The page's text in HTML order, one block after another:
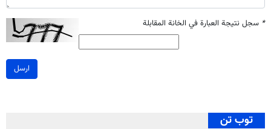
* سجل نتيجة العبارة في الخانة المقابلة
ارسل
توب تن